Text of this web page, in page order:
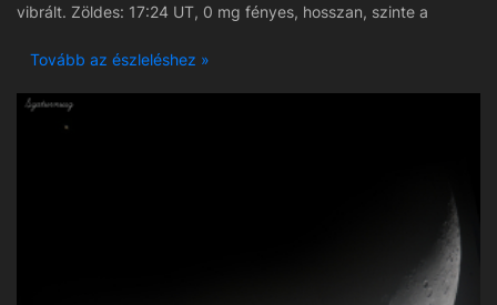
vibrált. Zöldes: 17:24 UT, 0 mg fényes, hosszan, szinte a
fényes, vékony fátyolon szépen fel-felvillanó színes meteor kb.
Tovább az észleléshez »